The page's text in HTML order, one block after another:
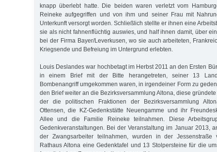
knapp überlebt hatte. Die beiden waren verletzt vom
Reineke aufgegriffen und von ihm und seiner Frau mit
Unterkunft versorgt worden. Schließlich stellte er ihnen eine
sie als nicht fahnenflüchtig auswies, und half ihnen damit, über
bei der Firma Bayer/Leverkusen, wo sie auch arbeiteten,
Kriegsende und Befreiung im Untergrund erlebten.
Louis Deslandes war hochbetagt im Herbst 2011 an den Ersten
in einem Brief mit der Bitte herangetreten, seiner 13
Bombenangriff umgekommen waren, in irgendeiner Form zu
den Brief weiter an die Bezirksversammlung Altona, diese
der die politischen Fraktionen der Bezirksversammlung
Ottensen, die KZ-Gedenkstätte Neuengamme und ihr
Allee und die Familie Reineke teilnahmen. Diese
Gedenkveranstaltungen. Bei der Veranstaltung im Januar 2013,
der Zwangsarbeiter teilnahmen, wurden in der Jessenstraße
Rathaus Altona eine Gedenktafel und 13 Stolpersteine für die